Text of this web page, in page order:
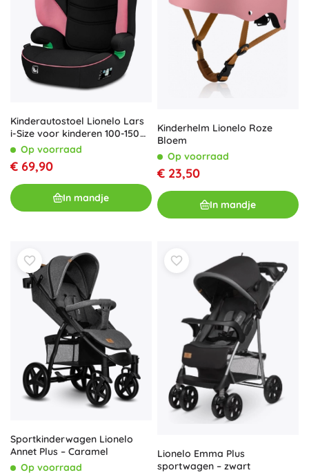
Kinderautostoel Lionelo Lars
i-Size voor kinderen 100-150
cm, 15-36 kg, roze
Op voorraad
€ 69,90
In mandje
Kinderhelm Lionelo Roze
Bloem
Op voorraad
€ 23,50
In mandje
Sportkinderwagen Lionelo
Annet Plus – Caramel
Op voorraad
Lionelo Emma Plus
sportwagen – zwart